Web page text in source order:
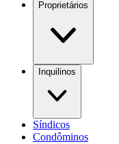
Proprietários
Inquilinos
Síndicos
Condôminos